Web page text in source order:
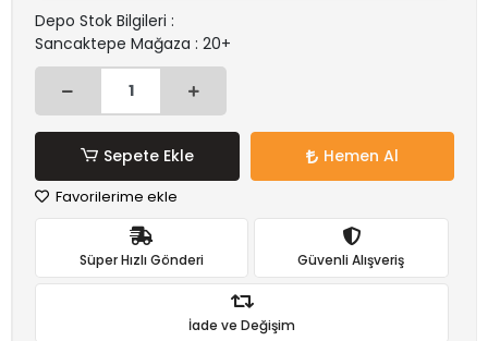
Depo Stok Bilgileri :
Sancaktepe Mağaza : 20+
Sepete Ekle Hemen Al
Favorilerime ekle
Süper Hızlı Gönderi Güvenli Alışveriş
İade ve Değişim